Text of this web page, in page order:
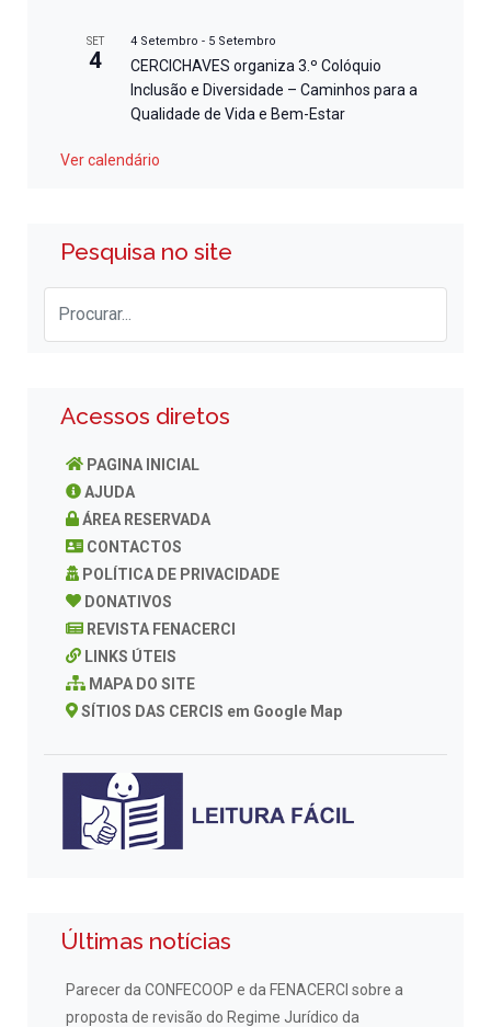
SET
4
4 Setembro - 5 Setembro
CERCICHAVES organiza 3.º Colóquio
Inclusão e Diversidade – Caminhos para a
Qualidade de Vida e Bem-Estar
Ver calendário
Pesquisa no site
Acessos diretos
PAGINA INICIAL
AJUDA
ÁREA RESERVADA
CONTACTOS
POLÍTICA DE PRIVACIDADE
DONATIVOS
REVISTA FENACERCI
LINKS ÚTEIS
MAPA DO SITE
SÍTIOS DAS CERCIS em Google Map
Últimas notícias
Parecer da CONFECOOP e da FENACERCI sobre a
proposta de revisão do Regime Jurídico da